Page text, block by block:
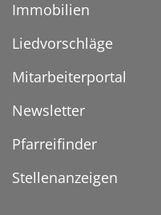
Immobilien
Liedvorschläge
Mitarbeiterportal
Newsletter
Pfarreifinder
Stellenanzeigen